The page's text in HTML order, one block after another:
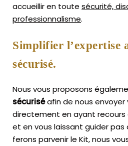
accueillir en toute sécurité,
professionnalisme.
Simplifier l’expertise
sécurisé.
Nous vous proposons
sécuriséafin de nous envoyer
directement en ayant recours
et en vous laissant guider pas
ferons parvenir le Kit, nous